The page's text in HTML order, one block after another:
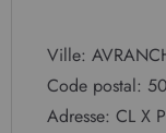
Ville:
Code postal:
Adresse: CL X